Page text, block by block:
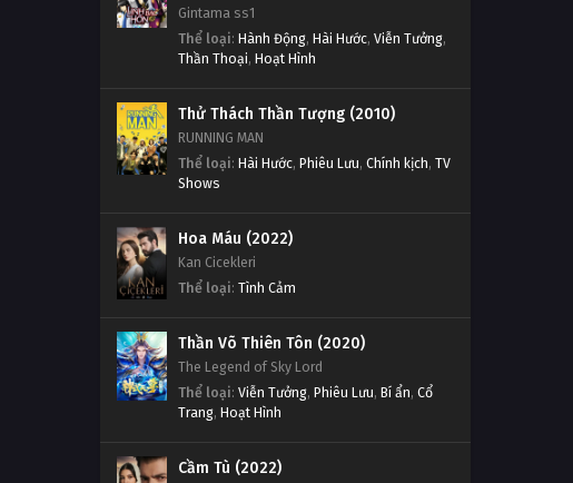
Gintama ss1
Thể loại: Hành Động, Hài Hước, Viễn Tưởng,
Thần Thoại, Hoạt Hình
Thử Thách Thần Tượng (2010)
RUNNING MAN
Thể loại: Hài Hước, Phiêu Lưu, Chính kịch, TV
Shows
Hoa Máu (2022)
Kan Cicekleri
Thể loại: Tình Cảm
Thần Võ Thiên Tôn (2020)
The Legend of Sky Lord
Thể loại: Viễn Tưởng, Phiêu Lưu, Bí ẩn, Cổ
Trang, Hoạt Hình
Cầm Tù (2022)